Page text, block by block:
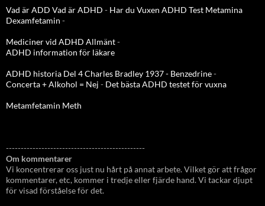
Vad är ADD Vad är ADHD - Har du Vuxen ADHD Test Metamina
Dexamfetamin -
Mediciner vid ADHD Allmänt-
ADHD information för läkare
ADHD historia Del 4 Charles Bradley 1937 - Benzedrine-
Concerta + Alkohol = Nej - Det bästa ADHD testet för vuxna
Metamfetamin Meth
-----------------------------------------------
Om kommentarer
Vi koncentrerar oss just nu hårt på annat arbete. Vilket gör att frågor
kommentarer, etc, kommer i tredje eller fjärde hand. Vi tackar djupt
för visad förståelse för det.